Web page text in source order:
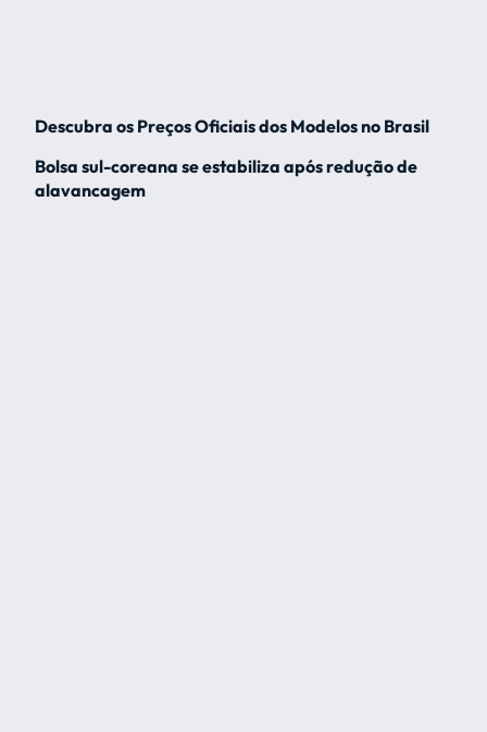
Descubra os Preços Oficiais dos Modelos no Brasil
Bolsa sul-coreana se estabiliza após redução de
alavancagem